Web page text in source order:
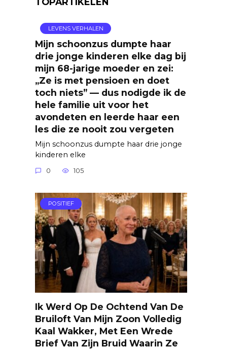
LEVENS VERHALEN
Mijn schoonzus dumpte haar
drie jonge kinderen elke dag bij
mijn 68-jarige moeder en zei:
„Ze is met pensioen en doet
toch niets” — dus nodigde ik de
hele familie uit voor het
avondeten en leerde haar een
les die ze nooit zou vergeten
Mijn schoonzus dumpte haar drie jonge
kinderen elke
0 105
POSITIEF
Ik Werd Op De Ochtend Van De
Bruiloft Van Mijn Zoon Volledig
Kaal Wakker, Met Een Wrede
Brief Van Zijn Bruid Waarin Ze